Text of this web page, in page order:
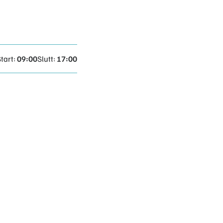
09:00Slutt: 17:00